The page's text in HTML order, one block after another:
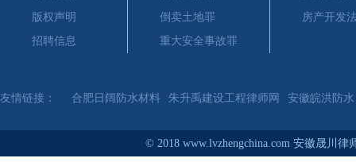
版权声明
招聘信息
倒卖土地罪
重大安全事故罪
房产开发
友情链接： 合肥日阔防水材料 朱升禹建设工程律师网 安徽皖洪防水
© 2018 www.lvzhengchina.com 安徽晟川